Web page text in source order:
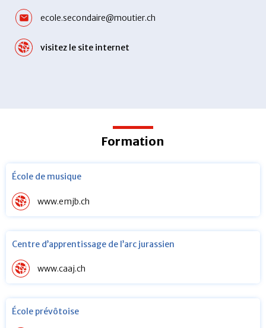
ecole.secondaire@moutier.ch
visitez le site internet
Formation
École de musique
www.emjb.ch
Centre d’apprentissage de l’arc jurassien
www.caaj.ch
École prévôtoise